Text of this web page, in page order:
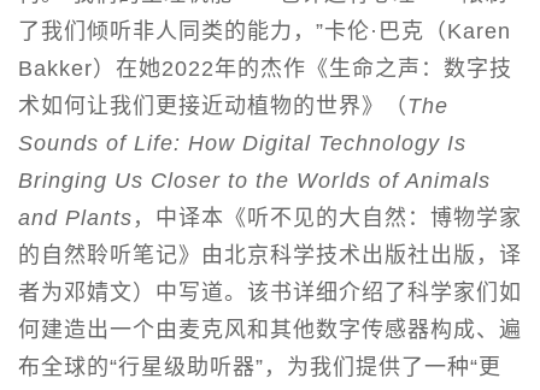
了我们倾听非人同类的能力，”卡伦·巴克（Karen
Bakker）在她2022年的杰作《生命之声：数字技
术如何让我们更接近动植物的世界》（The
Sounds of Life: How Digital Technology Is
Bringing Us Closer to the Worlds of Animals
and Plants ，中译本《听不见的大自然：博物学家
的自然聆听笔记》由北京科学技术出版社出版，译
者为邓婧文）中写道。该书详细介绍了科学家们如
何建造出一个由麦克风和其他数字传感器构成、遍
布全球的“行星级助听器”，为我们提供了一种“更